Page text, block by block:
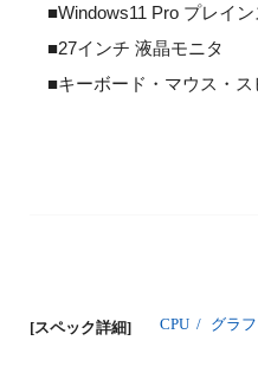
■Windows11 Pro プレイ
■27インチ 液晶モニタ
■キーボード・マウス・
[スペック詳細] CPU / グラ